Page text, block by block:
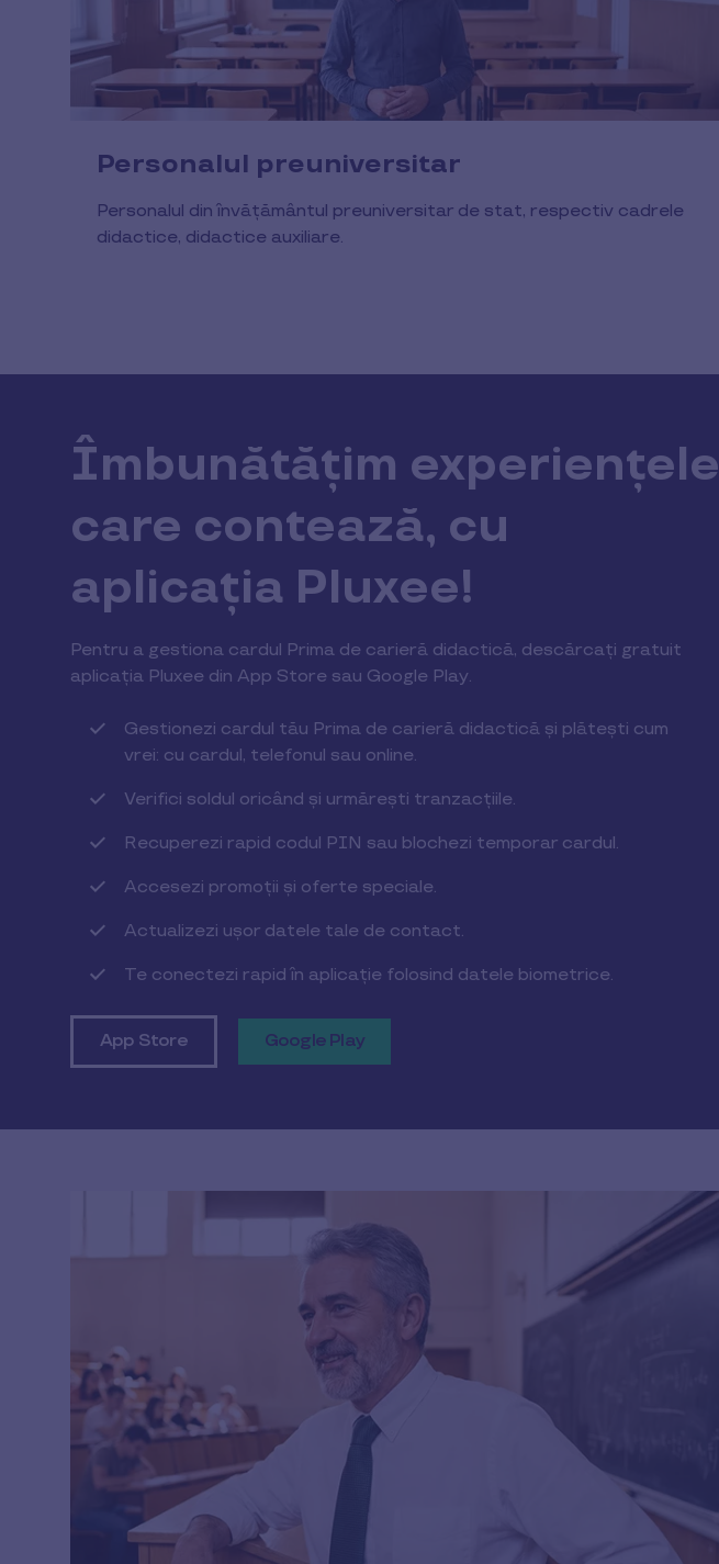
Personalul preuniversitar
Personalul din învățământul preuniversitar de stat, respectiv cadrele
didactice, didactice auxiliare.
Îmbunătățim experiențele
care contează, cu
aplicația Pluxee!
Pentru a gestiona cardul Prima de carieră didactică, descărcați gratuit
aplicația Pluxee din App Store sau Google Play.
Gestionezi cardul tău Prima de carieră didactică și plătești cum
vrei: cu cardul, telefonul sau online.
Verifici soldul oricând și urmărești tranzacțiile.
Recuperezi rapid codul PIN sau blochezi temporar cardul.
Accesezi promoții și oferte speciale.
Actualizezi ușor datele tale de contact.
Te conectezi rapid în aplicație folosind datele biometrice.
App Store Google Play